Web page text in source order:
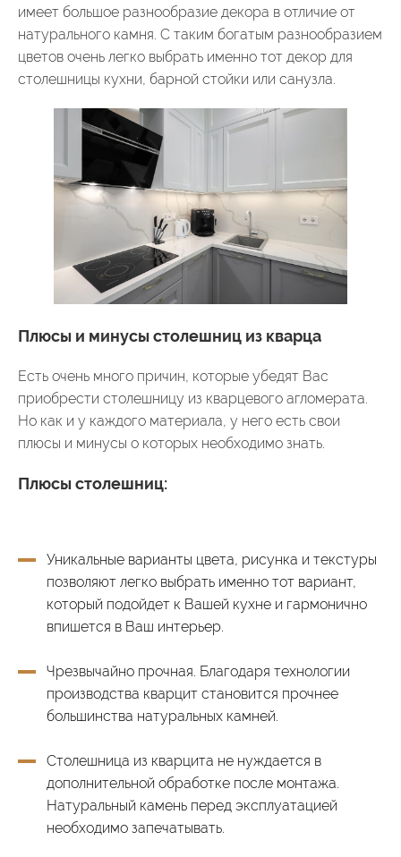
имеет большое разнообразие декора в отличие от
натурального камня. С таким богатым разнообразием
цветов очень легко выбрать именно тот декор для
столешницы кухни, барной стойки или санузла.
Плюсы и минусы столешниц из кварца
Есть очень много причин, которые убедят Вас
приобрести столешницу из кварцевого агломерата.
Но как и у каждого материала, у него есть свои
плюсы и минусы о которых необходимо знать.
Плюсы столешниц:
Уникальные варианты цвета, рисунка и текстуры
позволяют легко выбрать именно тот вариант,
который подойдет к Вашей кухне и гармонично
впишется в Ваш интерьер.
Чрезвычайно прочная. Благодаря технологии
производства кварцит становится прочнее
большинства натуральных камней.
Столешница из кварцита не нуждается в
дополнительной обработке после монтажа.
Натуральный камень перед эксплуатацией
необходимо запечатывать.